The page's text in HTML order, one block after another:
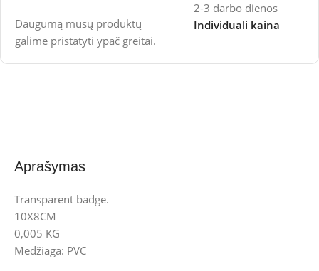
Daugumą mūsų produktų
galime pristatyti ypač greitai.
2-3 darbo dienos
Individuali kaina
Aprašymas
Transparent badge.
10X8CM
0,005 KG
Medžiaga: PVC